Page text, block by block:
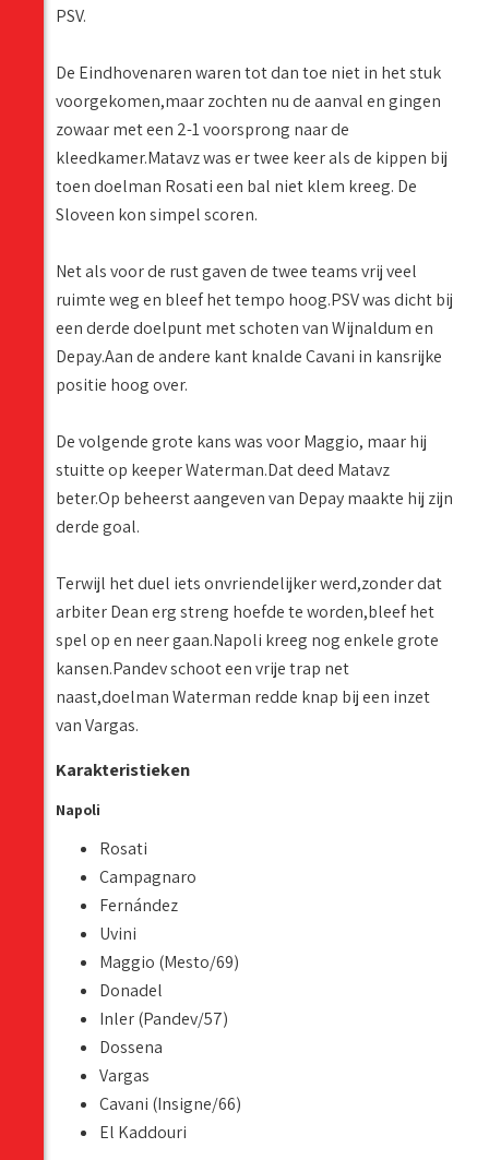
PSV.
De Eindhovenaren waren tot dan toe niet in het stuk
voorgekomen,maar zochten nu de aanval en gingen
zowaar met een 2-1 voorsprong naar de
kleedkamer.Matavz was er twee keer als de kippen bij
toen doelman Rosati een bal niet klem kreeg. De
Sloveen kon simpel scoren.
Net als voor de rust gaven de twee teams vrij veel
ruimte weg en bleef het tempo hoog.PSV was dicht bij
een derde doelpunt met schoten van Wijnaldum en
Depay.Aan de andere kant knalde Cavani in kansrijke
positie hoog over.
De volgende grote kans was voor Maggio, maar hij
stuitte op keeper Waterman.Dat deed Matavz
beter.Op beheerst aangeven van Depay maakte hij zijn
derde goal.
Terwijl het duel iets onvriendelijker werd,zonder dat
arbiter Dean erg streng hoefde te worden,bleef het
spel op en neer gaan.Napoli kreeg nog enkele grote
kansen.Pandev schoot een vrije trap net
naast,doelman Waterman redde knap bij een inzet
van Vargas.
Karakteristieken
Napoli
Rosati
Campagnaro
Fernández
Uvini
Maggio (Mesto/69)
Donadel
Inler (Pandev/57)
Dossena
Vargas
Cavani (Insigne/66)
El Kaddouri